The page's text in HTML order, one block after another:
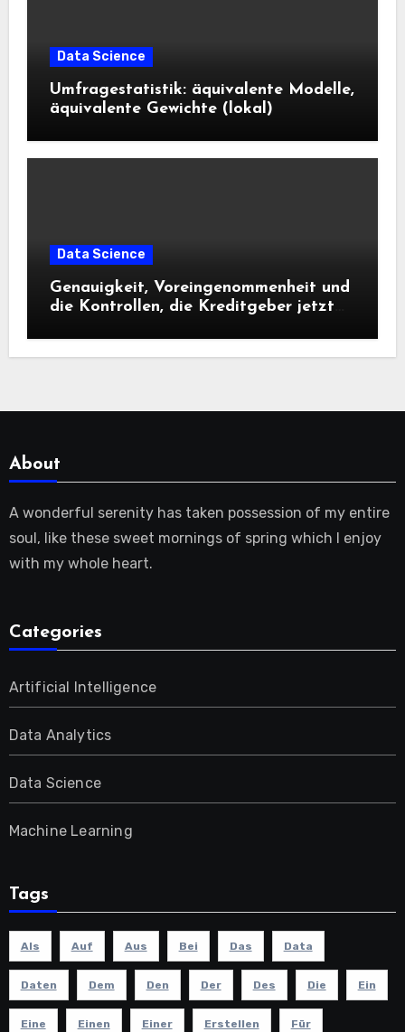
Data Science
Umfragestatistik: äquivalente Modelle,
äquivalente Gewichte (lokal)
Data Science
Genauigkeit, Voreingenommenheit und
die Kontrollen, die Kreditgeber jetzt
About
A wonderful serenity has taken possession of my entire
soul, like these sweet mornings of spring which I enjoy
with my whole heart.
Categories
Artificial Intelligence
Data Analytics
Data Science
Machine Learning
Tags
Als Auf Aus Bei Das Data
Daten Dem Den Der Des Die Ein
Eine Einen Einer Erstellen Für